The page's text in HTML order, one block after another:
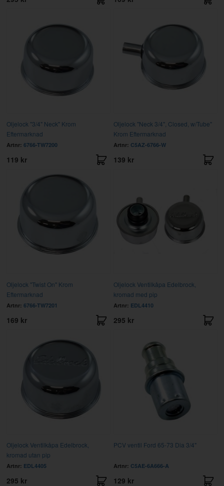
Oljelock "3/4" Neck" Krom
Eftermarknad
Artnr: 6766-TW7200
119 kr
Oljelock "Neck 3/4", Closed, w/Tube"
Krom Eftermarknad
Artnr: C5AZ-6766-W
139 kr
Oljelock "Twist On" Krom
Eftermarknad
Artnr: 6766-TW7201
169 kr
Oljelock Ventilkåpa Edelbrock,
kromad med pip
Artnr: EDL4410
295 kr
Oljelock Ventilkåpa Edelbrock,
kromad utan pip
Artnr: EDL4405
295 kr
PCV ventil Ford 65-73 Dia 3/4"
Artnr: C5AE-6A666-A
129 kr